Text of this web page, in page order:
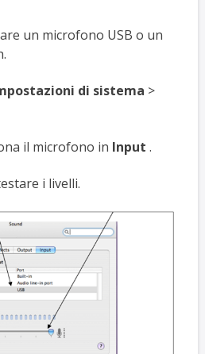
un microfono USB o un
di sistema >
il microfono in Input .
i livelli.